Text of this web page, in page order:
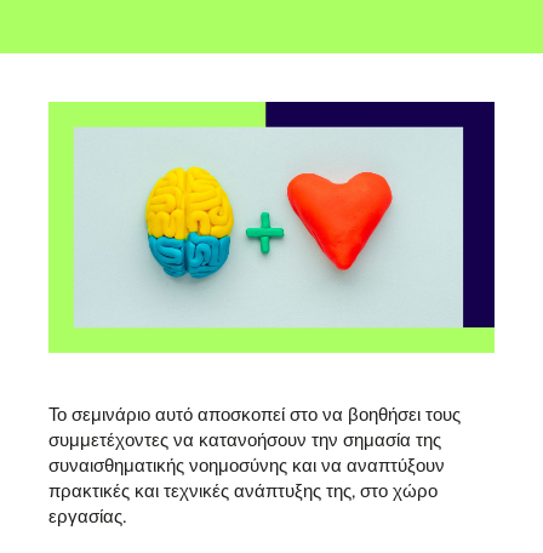
Το σεμινάριο αυτό αποσκοπεί στο να βοηθήσει τους
συμμετέχοντες να κατανοήσουν την σημασία της
συναισθηματικής νοημοσύνης και να αναπτύξουν
πρακτικές και τεχνικές ανάπτυξης της, στο χώρο
εργασίας.